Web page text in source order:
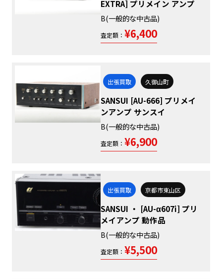
EXTRA] プリメイン アンプ
B(一般的な中古品)
査定額： ¥6,400
出張買取 久御山町
SANSUI [AU-666] プリメイ
ンアンプ サンスイ
B(一般的な中古品)
査定額： ¥6,900
出張買取 京都市東山区
SANSUI ・ [AU-α607i] プリ
メイアンプ 動作品
B(一般的な中古品)
査定額： ¥5,500